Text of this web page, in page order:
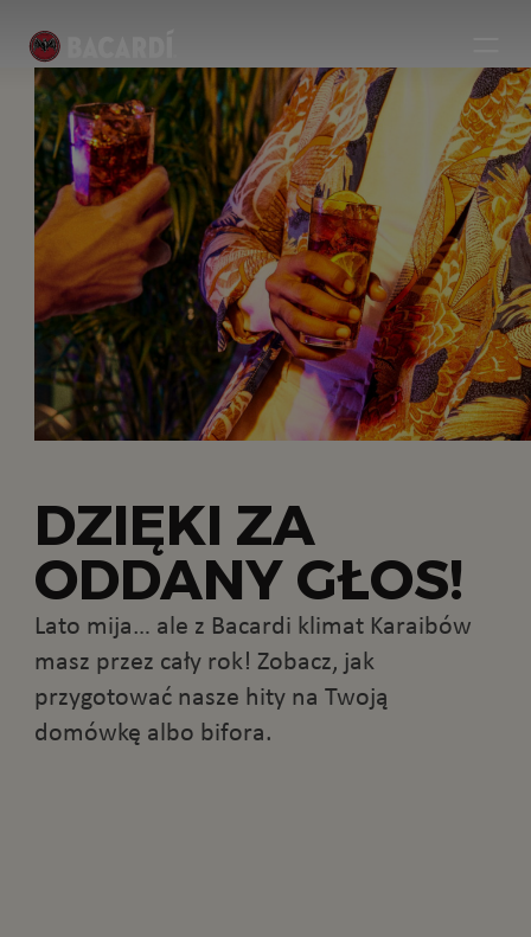
DZIĘKI ZA
ODDANY GŁOS!
Lato mija… ale z Bacardi klimat Karaibów
masz przez cały rok! Zobacz, jak
przygotować nasze hity na Twoją
domówkę albo bifora.